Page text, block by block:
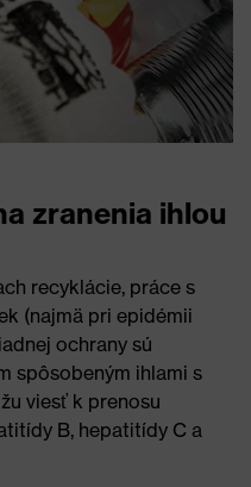
zranenia ihlou
recyklácie, práce s
(najmä pri epidémii
ochrany sú
spôsobeným ihlami s
viesť k prenosu
B, hepatitídy C a